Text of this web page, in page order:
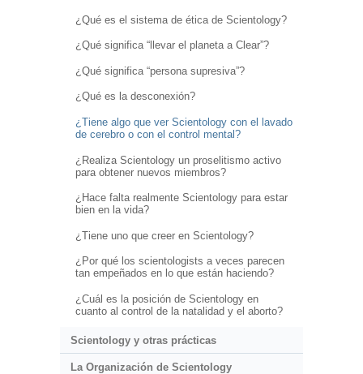
¿Qué es el sistema de ética de Scientology?
¿Qué significa “llevar el planeta a Clear”?
¿Qué significa “persona supresiva”?
¿Qué es la desconexión?
¿Tiene algo que ver Scientology con el lavado
de cerebro o con el control mental?
¿Realiza Scientology un proselitismo activo
para obtener nuevos miembros?
¿Hace falta realmente Scientology para estar
bien en la vida?
¿Tiene uno que creer en Scientology?
¿Por qué los scientologists a veces parecen
tan empeñados en lo que están haciendo?
¿Cuál es la posición de Scientology en
cuanto al control de la natalidad y el aborto?
Scientology y otras prácticas
La Organización de Scientology